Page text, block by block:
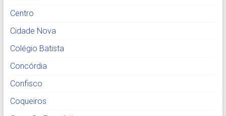
Centro
Cidade Nova
Colégio Batista
Concórdia
Confisco
Coqueiros